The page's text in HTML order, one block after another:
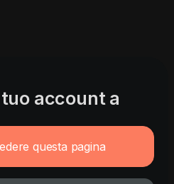
account a
questa pagina